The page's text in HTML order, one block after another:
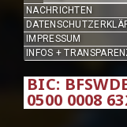
NACHRICHTEN
IMPRESSUM
INFOS +
BIC:
0500 0008